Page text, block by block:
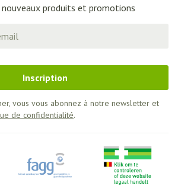
produits et promotions
Inscription
vous vous abonnez à notre newsletter et
de confidentialité.